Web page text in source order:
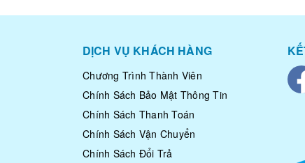
DỊCH VỤ KHÁCH HÀNG
Chương Trình Thành Viên
Chính Sách Bảo Mật Thông Tin
Chính Sách Thanh Toán
Chính Sách Vận Chuyển
Chính Sách Đổi Trả